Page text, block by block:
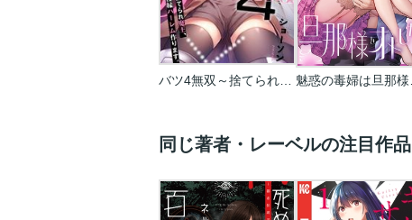
同じ著者・レーベルの注目作品